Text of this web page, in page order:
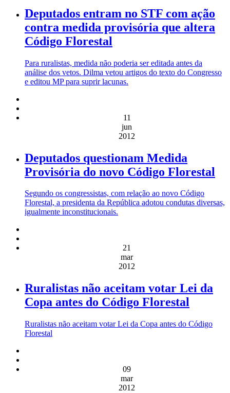
Deputados entram no STF com ação
contra medida provisória que altera
Código Florestal
Para ruralistas, medida não poderia ser editada antes da
análise dos vetos. Dilma vetou artigos do texto do Congresso
e editou MP para suprir lacunas.
11
jun
2012
Deputados questionam Medida
Provisória do novo Código Florestal
Segundo os congressistas, com relação ao novo Código
Florestal, a presidenta da República adotou condutas diversas,
igualmente inconstitucionais.
21
mar
2012
Ruralistas não aceitam votar Lei da
Copa antes do Código Florestal
Ruralistas não aceitam votar Lei da Copa antes do Código
Florestal
09
mar
2012